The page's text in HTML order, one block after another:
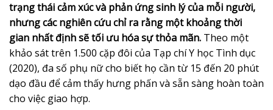
trạng thái cảm xúc và phản ứng sinh lý của mỗi người,
nhưng các nghiên cứu chỉ ra rằng một khoảng thời
gian nhất định sẽ tối ưu hóa sự thỏa mãn. Theo một
khảo sát trên 1.500 cặp đôi của Tạp chí Y học Tình dục
(2020), đa số phụ nữ cho biết họ cần từ 15 đến 20 phút
dạo đầu để cảm thấy hưng phấn và sẵn sàng hoàn toàn
cho việc giao hợp.